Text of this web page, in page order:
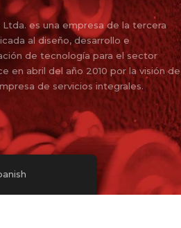
Ltda. es una empresa de la tercera
al diseño, desarrollo e
de tecnología para el sector
en abril del año 2010 por la visión de
de servicios integrales.